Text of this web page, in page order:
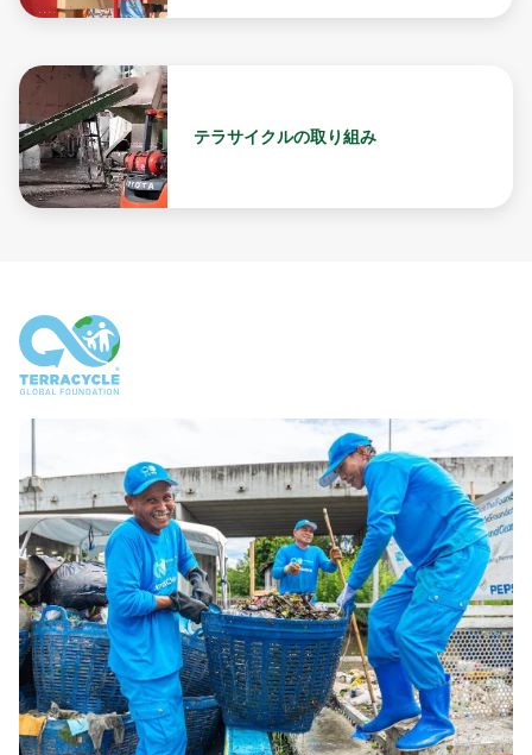
テラサイクルの取り組み